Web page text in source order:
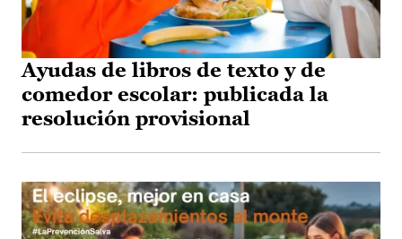
Ayudas de libros de texto y de
comedor escolar: publicada la
resolución provisional